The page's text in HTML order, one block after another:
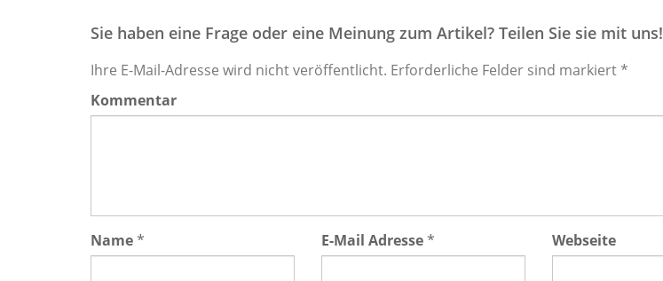
Sie haben eine Frage oder eine Meinung zum Artikel? Teilen Sie sie mit uns!
Ihre E-Mail-Adresse wird nicht veröffentlicht. Erforderliche Felder sind markiert *
Kommentar
Name* E-Mail Adresse* Webseite